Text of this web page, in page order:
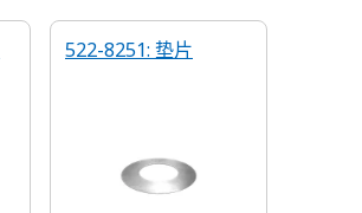
522-8251: 垫片